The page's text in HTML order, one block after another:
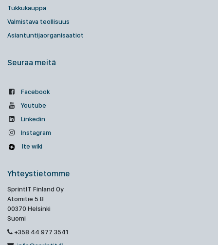
Tukkukauppa
Valmistava teollisuus
Asiantuntijaorganisaatiot
Seuraa meitä
Facebook
Youtube
Linkedin
Instagram
Ite wiki
Yhteystietomme
SprintIT Finland Oy
Atomitie 5 B
00370 Helsinki
Suomi
+358 44 977 3541